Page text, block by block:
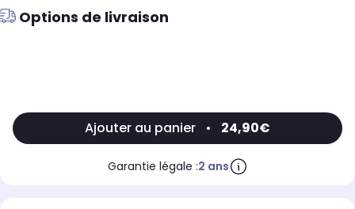
Options de livraison
Ajouter au panier • 24,90€
Garantie légale :2 ans